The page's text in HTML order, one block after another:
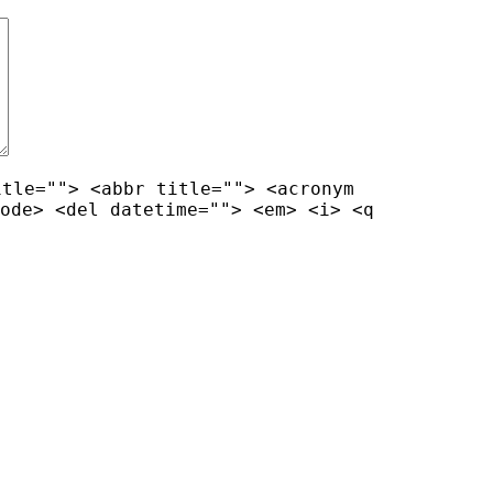
<abbr title=""> <acronym
<del datetime=""> <em> <i> <q